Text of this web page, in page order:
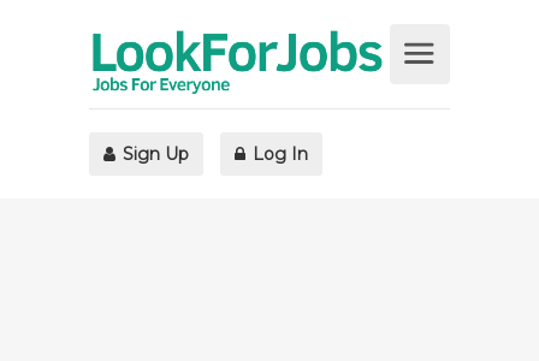
Sign Up Log In